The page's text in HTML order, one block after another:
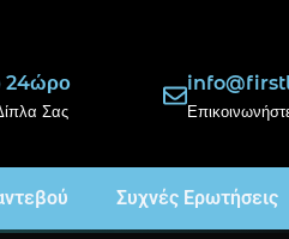
24ώρο
Σας
Συχνές Ερωτήσεις